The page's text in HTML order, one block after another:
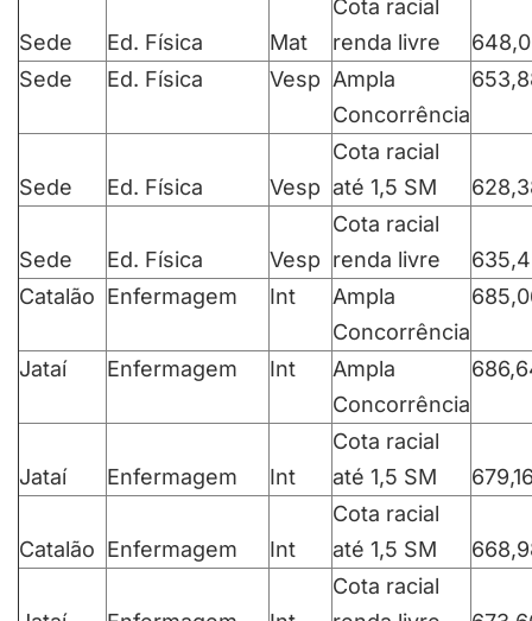
Sede Ed. Física Mat
Cota racial
renda livre
Sede
Ed. Física Vesp Ampla
Concorrência
Sede Ed. Física Vesp
Cota racial
até 1,5 SM
Sede Ed. Física Vesp
Cota racial
renda livre
Catalão Enfermagem Int
Ampla
Concorrência
Jataí Enfermagem Int
Ampla
Concorrência
Jataí Enfermagem Int
Cota racial
até 1,5 SM
Catalão Enfermagem Int
Cota racial
até 1,5 SM
Cota racial